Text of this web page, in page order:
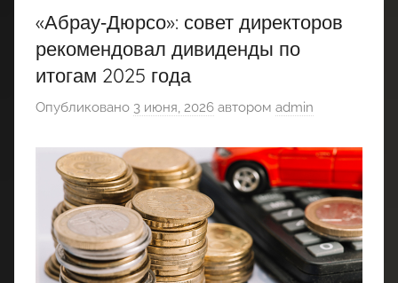
«Абрау‑Дюрсо»: совет директоров
рекомендовал дивиденды по
итогам 2025 года
Опубликовано 3 июня, 2026 автором admin